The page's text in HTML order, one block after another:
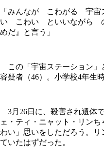
「みんなが こわがる 宇
い こわい といいながら
めだ』と言う」
この「宇宙ステーション」
容疑者（46）。小学校4年生
3月26日に、殺害され遺体
ェ・ティ・ニャット・リン
わい」思いをしただろう。
ていたはずだった。